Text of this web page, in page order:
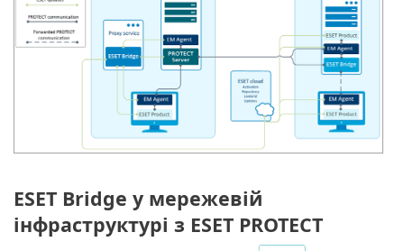
ESET Bridge у мережевій
інфраструктурі з ESET PROTECT